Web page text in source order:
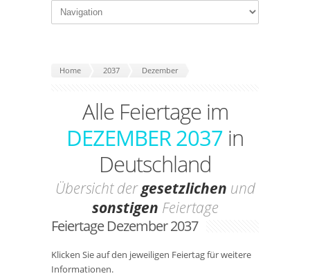
Home 2037 Dezember
Alle Feiertage im
DEZEMBER 2037 in
Deutschland
Übersicht dergesetzlichen und
sonstigen Feiertage
Feiertage Dezember 2037
Klicken Sie auf den jeweiligen Feiertag für weitere
Informationen.